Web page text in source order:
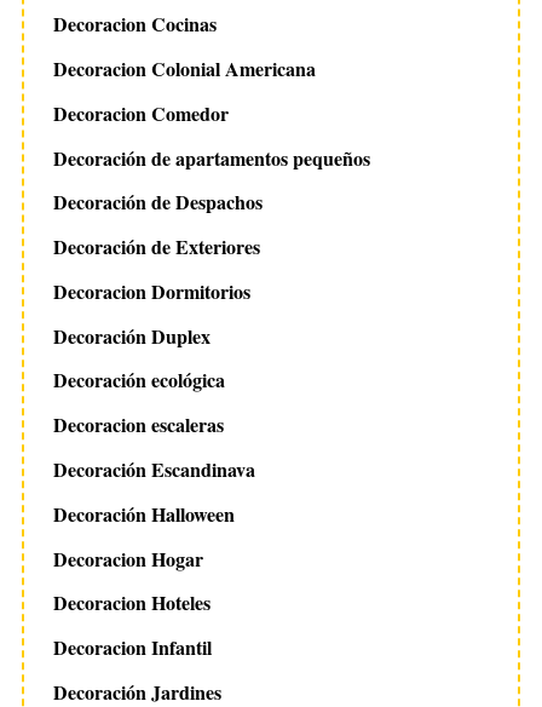
Decoracion Cocinas
Decoracion Colonial Americana
Decoracion Comedor
Decoración de apartamentos pequeños
Decoración de Despachos
Decoración de Exteriores
Decoracion Dormitorios
Decoración Duplex
Decoración ecológica
Decoracion escaleras
Decoración Escandinava
Decoración Halloween
Decoracion Hogar
Decoracion Hoteles
Decoracion Infantil
Decoración Jardines